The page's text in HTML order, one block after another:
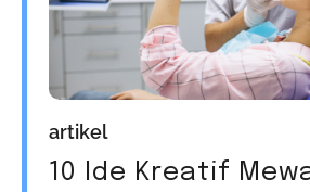
artikel
10 Ide Kreatif